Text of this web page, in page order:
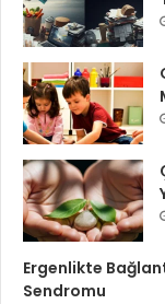
Ergenlikte
Sendromu